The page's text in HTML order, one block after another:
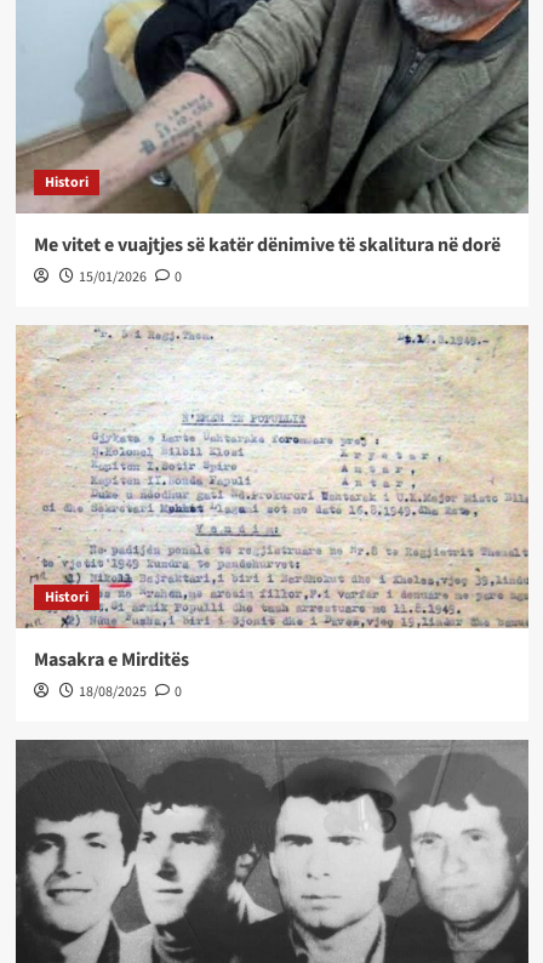
Histori
Me vitet e vuajtjes së katër dënimive të skalitura në dorë
15/01/2026 0
Histori
Masakra e Mirditës
18/08/2025 0